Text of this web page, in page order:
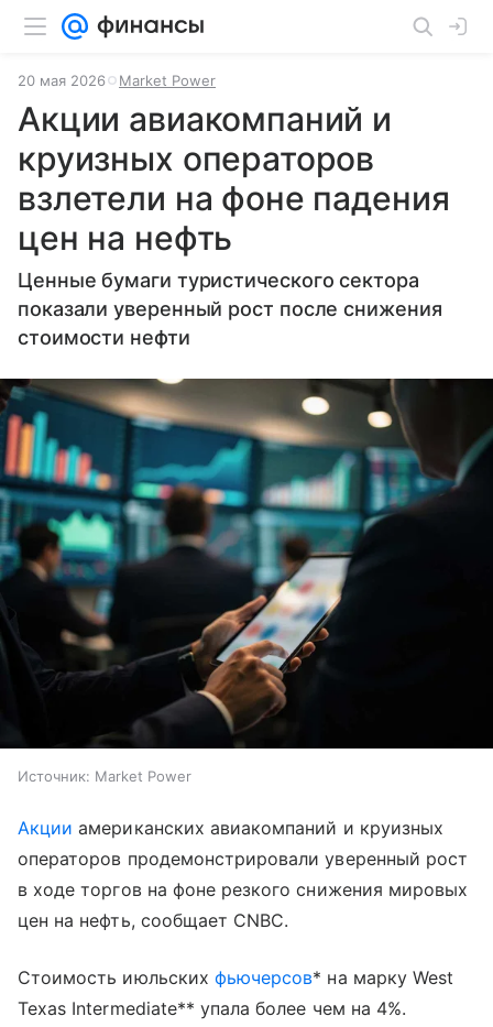
20 мая 2026 Market Power
Акции авиакомпаний и
круизных операторов
взлетели на фоне падения
цен на нефть
Ценные бумаги туристического сектора
показали уверенный рост после снижения
стоимости нефти
Источник: Market Power
Акции американских авиакомпаний и круизных
операторов продемонстрировали уверенный рост
в ходе торгов на фоне резкого снижения мировых
цен на нефть, сообщает CNBC.
Стоимость июльских фьючерсов* на марку West
Texas Intermediate** упала более чем на 4%.